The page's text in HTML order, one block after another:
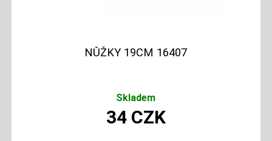
NŮŽKY 19CM 16407
Skladem
34 CZK